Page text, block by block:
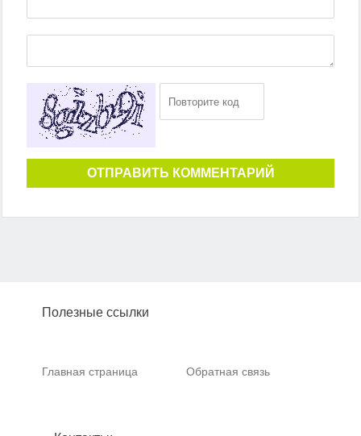
ОТПРАВИТЬ КОММЕНТАРИЙ
Полезные ссылки
Главная страница Обратная связь